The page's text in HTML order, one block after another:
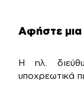
Αφήστε
Η ηλ.
υποχρεωτικά